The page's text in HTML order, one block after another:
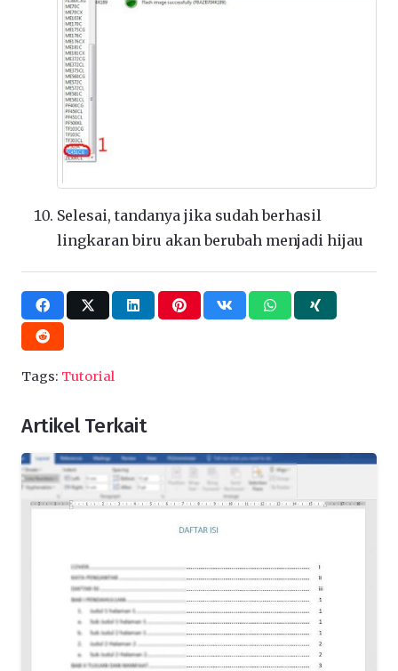
Selesai, tandanya jika sudah berhasil
lingkaran biru akan berubah menjadi hijau
Tags: Tutorial
Artikel Terkait